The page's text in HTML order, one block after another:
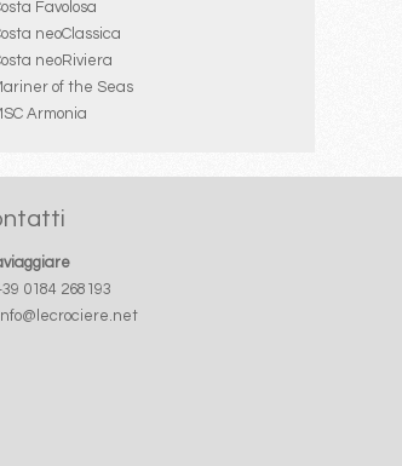
Favolosa
neoClassica
neoRiviera
of the Seas
Armonia
0184 268193